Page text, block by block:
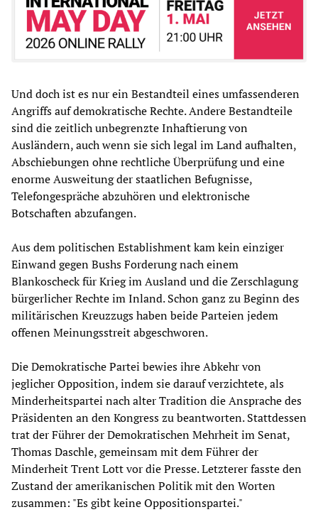
Und doch ist es nur ein Bestandteil eines umfassenderen
Angriffs auf demokratische Rechte. Andere Bestandteile
sind die zeitlich unbegrenzte Inhaftierung von
Ausländern, auch wenn sie sich legal im Land aufhalten,
Abschiebungen ohne rechtliche Überprüfung und eine
enorme Ausweitung der staatlichen Befugnisse,
Telefongespräche abzuhören und elektronische
Botschaften abzufangen.
Aus dem politischen Establishment kam kein einziger
Einwand gegen Bushs Forderung nach einem
Blankoscheck für Krieg im Ausland und die Zerschlagung
bürgerlicher Rechte im Inland. Schon ganz zu Beginn des
militärischen Kreuzzugs haben beide Parteien jedem
offenen Meinungsstreit abgeschworen.
Die Demokratische Partei bewies ihre Abkehr von
jeglicher Opposition, indem sie darauf verzichtete, als
Minderheitspartei nach alter Tradition die Ansprache des
Präsidenten an den Kongress zu beantworten. Stattdessen
trat der Führer der Demokratischen Mehrheit im Senat,
Thomas Daschle, gemeinsam mit dem Führer der
Minderheit Trent Lott vor die Presse. Letzterer fasste den
Zustand der amerikanischen Politik mit den Worten
zusammen: "Es gibt keine Oppositionspartei."